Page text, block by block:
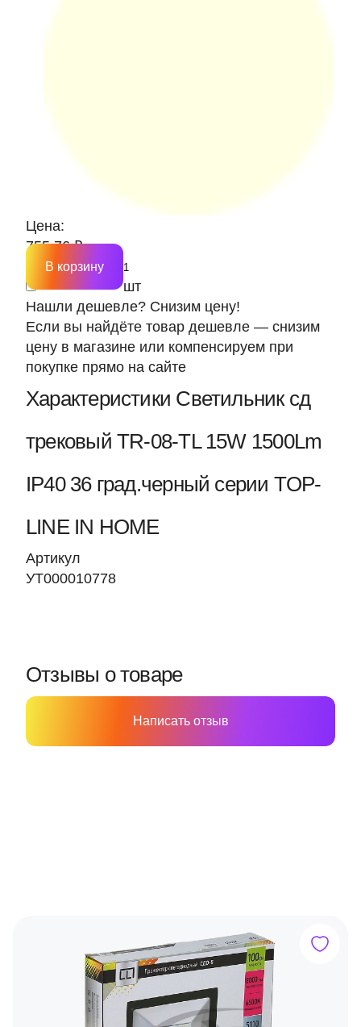
Цена:
755.76 ₽
шт
В корзину
Нашли дешевле? Снизим цену!
Если вы найдёте товар дешевле — снизим
цену в магазине или компенсируем при
покупке прямо на сайте
Характеристики Светильник сд
трековый TR-08-TL 15W 1500Lm
IP40 36 град.черный серии TOP-
LINE IN HOME
Артикул
УТ000010778
Отзывы о товаре
Написать отзыв